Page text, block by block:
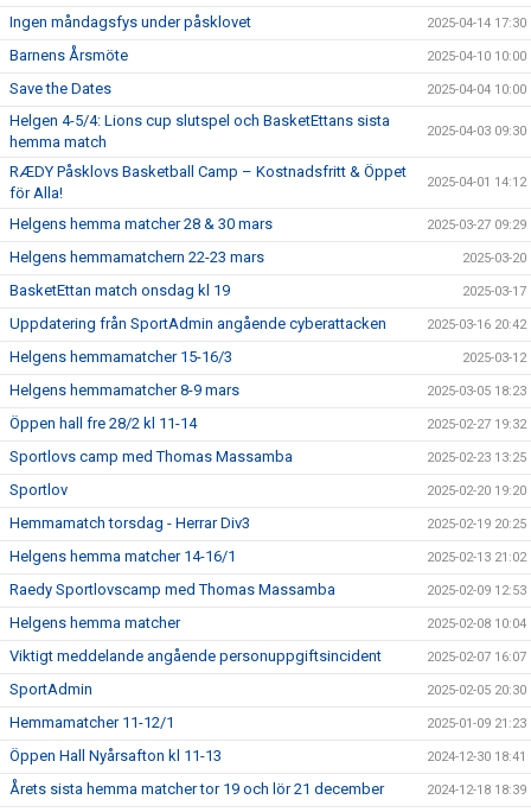
Ingen måndagsfys under påsklovet 2025-04-14 17:30
Barnens Årsmöte 2025-04-10 10:00
Save the Dates 2025-04-04 10:00
Helgen 4-5/4: Lions cup slutspel och BasketEttans sista
hemma match
2025-04-03 09:30
RÆDY Påsklovs Basketball Camp – Kostnadsfritt & Öppet
för Alla!
2025-04-01 14:12
Helgens hemma matcher 28 & 30 mars 2025-03-27 09:29
Helgens hemmamatchern 22-23 mars 2025-03-20
BasketEttan match onsdag kl 19 2025-03-17
Uppdatering från SportAdmin angående cyberattacken 2025-03-16 20:42
Helgens hemmamatcher 15-16/3 2025-03-12
Helgens hemmamatcher 8-9 mars 2025-03-05 18:23
Öppen hall fre 28/2 kl 11-14 2025-02-27 19:32
Sportlovs camp med Thomas Massamba 2025-02-23 13:25
Sportlov 2025-02-20 19:20
Hemmamatch torsdag - Herrar Div3 2025-02-19 20:25
Helgens hemma matcher 14-16/1 2025-02-13 21:02
Raedy Sportlovscamp med Thomas Massamba 2025-02-09 12:53
Helgens hemma matcher 2025-02-08 10:04
Viktigt meddelande angående personuppgiftsincident 2025-02-07 16:07
SportAdmin 2025-02-05 20:30
Hemmamatcher 11-12/1 2025-01-09 21:23
Öppen Hall Nyårsafton kl 11-13 2024-12-30 18:41
Årets sista hemma matcher tor 19 och lör 21 december 2024-12-18 18:39